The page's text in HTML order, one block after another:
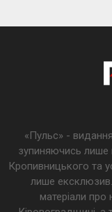
«Пульс» -
зупиняючись лише
Кропивницького та
лише ексклюзив.
матеріали про